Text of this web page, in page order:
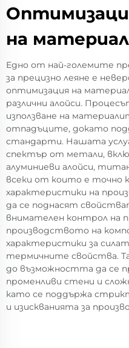
на
Едно от най-големите
за прецизно леяне е
оптимизация на
различни алойси.
използване на
отпадъците, докато
стандарти. Нашата
спектър от метали,
алуминиеви алойси,
всеки от които е точно
характеристики на
да се поднасят
внимателен контрол на
производството на
характеристики за
термичните свойства.
до възможността да се
променливи стени и
като се поддържа
и изискванията за